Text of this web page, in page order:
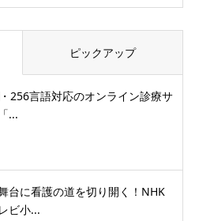
ピックアップ
256言語対応のオンライン診療サ
...
台に看護の道を切り開く！NHK
ビ小...